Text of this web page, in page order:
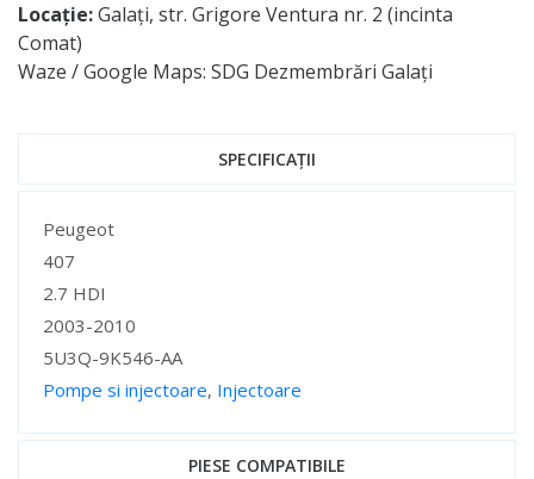
Locație:Galați, str. Grigore Ventura nr. 2 (incinta
Comat)
Waze / Google Maps: SDG Dezmembrări Galați
SPECIFICAȚII
Specificații
Peugeot
407
2.7 HDI
2003-2010
5U3Q-9K546-AA
Pompe si injectoare, Injectoare
PIESE COMPATIBILE